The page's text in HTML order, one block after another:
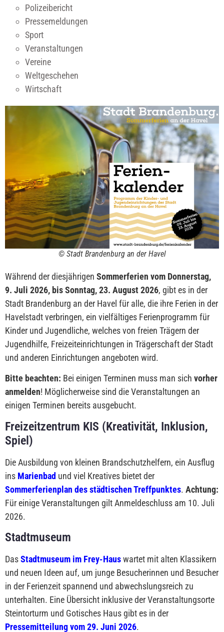
Polizeibericht
Pressemeldungen
Sport
Veranstaltungen
Vereine
Weltgeschehen
Wirtschaft
© Stadt Brandenburg an der Havel
Während der diesjährigen Sommerferien vom Donnerstag,
9. Juli 2026, bis Sonntag, 23. August 2026, gibt es in der
Stadt Brandenburg an der Havel für alle, die ihre Ferien in der
Havelstadt verbringen, ein vielfältiges Ferienprogramm für
Kinder und Jugendliche, welches von freien Trägern der
Jugendhilfe, Freizeiteinrichtungen in Trägerschaft der Stadt
und anderen Einrichtungen angeboten wird.
Bitte beachten: Bei einigen Terminen muss man sich vorher
anmelden! Möglicherweise sind die Veranstaltungen an
einigen Terminen bereits ausgebucht.
Freizeitzentrum KIS (Kreativität, Inklusion,
Spiel)
Die Ausbildung von kleinen Brandschutzhelfern, ein Ausflug
ins Marienbad und viel Kreatives bietet der
Sommerferienplan des städtischen Treffpunktes. Achtung:
Für einige Veranstaltungen gilt Anmeldeschluss am 10. Juli
2026.
Stadtmuseum
DasStadtmuseum im Frey-Hauswartet mit alten Klassikern
und neuen Ideen auf, um junge Besucherinnen und Besucher
in der Ferienzeit spannend und abwechslungsreich zu
unterhalten. Eine Übersicht inklusive der Veranstaltungsorte
Steintorturm und Gotisches Haus gibt es in der
Pressemitteilung vom 29. Juni 2026.